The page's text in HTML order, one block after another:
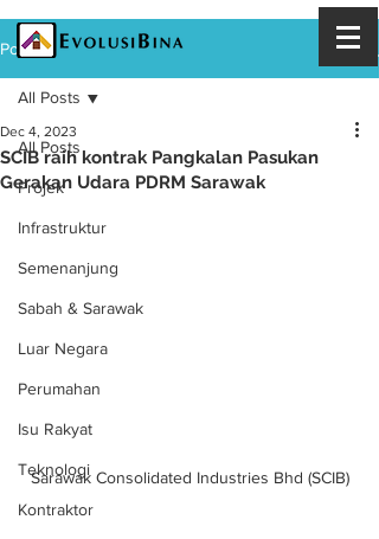
Post
All Posts
Projek
Infrastruktur
Semenanjung
Sabah & Sarawak
Luar Negara
Perumahan
Isu Rakyat
Teknologi
Kontraktor
All Posts
SCIB raih kontrak Pangkalan Pasukan
Gerakan Udara PDRM Sarawak
Dec 4, 2023
Sarawak Consolidated Industries Bhd (SCIB)